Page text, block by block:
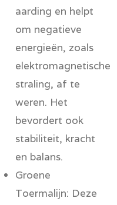
aarding en helpt
om negatieve
energieën, zoals
elektromagnetische
straling, af te
weren. Het
bevordert ook
stabiliteit, kracht
en balans.
Groene
Toermalijn: Deze